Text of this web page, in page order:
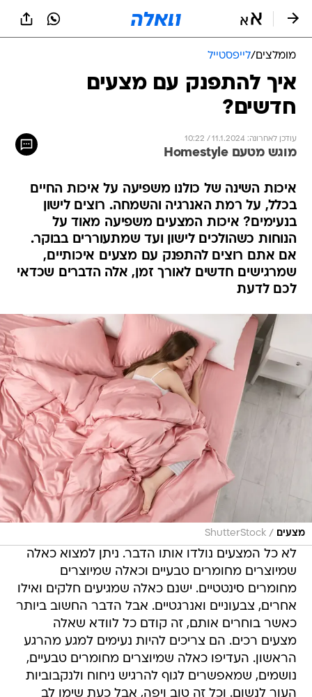
מומלצים/לייפסטייל
איך להתפנק עם מצעים
חדשים?
עודכן לאחרונה: 11.1.2024 / 10:22
מוגש מטעם Homestyle
איכות השינה של כולנו משפיעה על איכות החיים
בכלל, על רמת האנרגיה והשמחה. רוצים לישון
בנעימים? איכות המצעים משפיעה מאוד על
הנוחות כשהולכים לישון ועד שמתעוררים בבוקר.
אם אתם רוצים להתפנק עם מצעים איכותיים,
שמרגישים חדשים לאורך זמן, אלה הדברים שכדאי
לכם לדעת
מצעים /
ShutterStock
לא כל המצעים נולדו אותו הדבר. ניתן למצוא כאלה
שמיוצרים מחומרים טבעיים וכאלה שמיוצרים
מחומרים סינטטיים. ישנם כאלה שמגיעים חלקים ואילו
אחרים, צבעוניים ואנרגטיים. אבל הדבר החשוב ביותר
כאשר בוחרים אותם, זה קודם כל לוודא שאלה
מצעים רכים. הם צריכים להיות נעימים למגע מהרגע
הראשון. העדיפו כאלה שמיוצרים מחומרים טבעיים,
נושמים, שמאפשרים לגוף להרגיש ניחוח ולנקבוביות
העור לנשום. וכל זה טוב ויפה, אבל כעת שימו לב